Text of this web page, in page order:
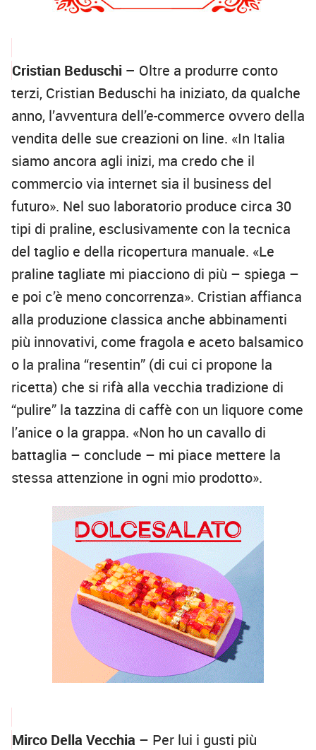
Cristian Beduschi – Oltre a produrre conto
terzi, Cristian Beduschi ha iniziato, da qualche
anno, l’avventura dell’e-commerce ovvero della
vendita delle sue creazioni on line. «In Italia
siamo ancora agli inizi, ma credo che il
commercio via internet sia il business del
futuro». Nel suo laboratorio produce circa 30
tipi di praline, esclusivamente con la tecnica
del taglio e della ricopertura manuale. «Le
praline tagliate mi piacciono di più – spiega –
e poi c’è meno concorrenza». Cristian affianca
alla produzione classica anche abbinamenti
più innovativi, come fragola e aceto balsamico
o la pralina “resentin” (di cui ci propone la
ricetta) che si rifà alla vecchia tradizione di
“pulire” la tazzina di caffè con un liquore come
l’anice o la grappa. «Non ho un cavallo di
battaglia – conclude – mi piace mettere la
stessa attenzione in ogni mio prodotto».
Mirco Della Vecchia – Per lui i gusti più